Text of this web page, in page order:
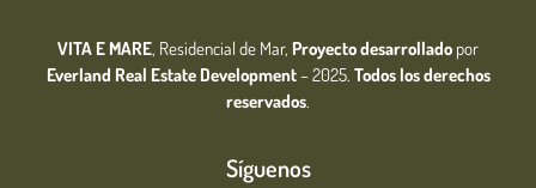
VITA E MARE, Residencial de Mar, Proyecto desarrollado por
Everland Real Estate Development– 2025. Todos los derechos
reservados.
Síguenos